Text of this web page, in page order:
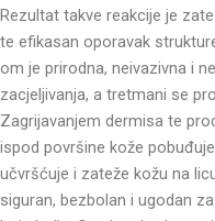
Rezultat takve reakcije je
te efikasan oporavak
om je prirodna, neivazivna i
zacjeljivanja, a tretmani se
Zagrijavanjem dermisa te
ispod površine kože
učvršćuje i zateže kožu na
siguran, bezbolan i ugodan